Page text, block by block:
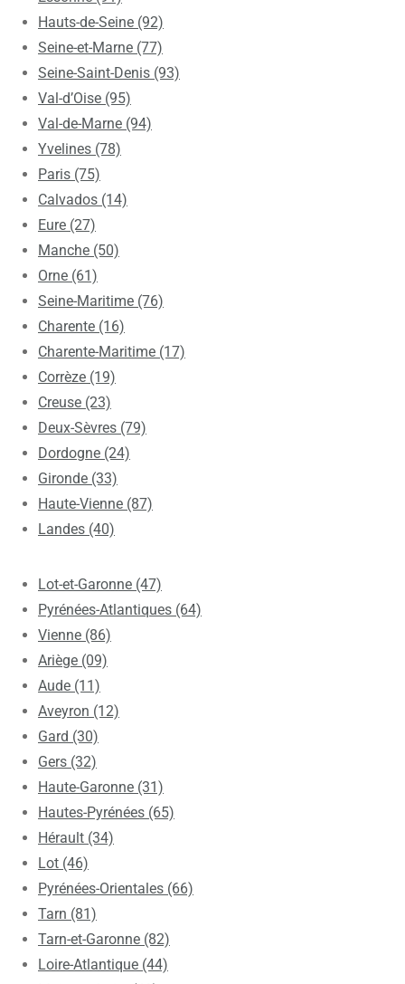
Hauts-de-Seine (92)
Seine-et-Marne (77)
Seine-Saint-Denis (93)
Val-d’Oise (95)
Val-de-Marne (94)
Yvelines (78)
Paris (75)
Calvados (14)
Eure (27)
Manche (50)
Orne (61)
Seine-Maritime (76)
Charente (16)
Charente-Maritime (17)
Corrèze (19)
Creuse (23)
Deux-Sèvres (79)
Dordogne (24)
Gironde (33)
Haute-Vienne (87)
Landes (40)
Lot-et-Garonne (47)
Pyrénées-Atlantiques (64)
Vienne (86)
Ariège (09)
Aude (11)
Aveyron (12)
Gard (30)
Gers (32)
Haute-Garonne (31)
Hautes-Pyrénées (65)
Hérault (34)
Lot (46)
Pyrénées-Orientales (66)
Tarn (81)
Tarn-et-Garonne (82)
Loire-Atlantique (44)